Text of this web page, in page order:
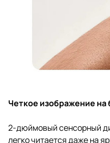
Четкое изображение
2-дюймовый сенсорный
легко читается даже на